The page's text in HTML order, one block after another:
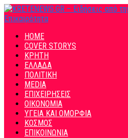
HOME
COVER STORYS
ΚΡΗΤΗ
ΕΛΛΑΔΑ
ΠΟΛΙΤΙΚΗ
MEDIA
ΕΠΙΧΕΙΡΗΣΕΙΣ
ΟΙΚΟΝΟΜΙΑ
ΥΓΕΙΑ ΚΑΙ ΟΜΟΡΦΙΑ
ΚΟΣΜΟΣ
ΕΠΙΚΟΙΝΩΝΙΑ